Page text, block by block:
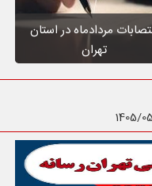
مردادماه در استان
تهران